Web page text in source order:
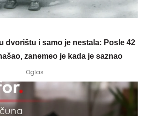
dvorištu i samo je nestala: Posle 42
zanemeo je kada je saznao